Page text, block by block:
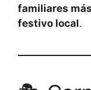
familiares
festivo local.